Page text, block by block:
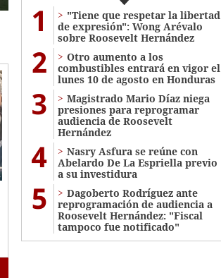
1
"Tiene que respetar la libertad
de expresión": Wong Arévalo
sobre Roosevelt Hernández
2
Otro aumento a los
combustibles entrará en vigor el
lunes 10 de agosto en Honduras
3
Magistrado Mario Díaz niega
presiones para reprogramar
audiencia de Roosevelt
Hernández
4
Nasry Asfura se reúne con
Abelardo De La Espriella previo
a su investidura
5
Dagoberto Rodríguez ante
reprogramación de audiencia a
Roosevelt Hernández: "Fiscal
tampoco fue notificado"